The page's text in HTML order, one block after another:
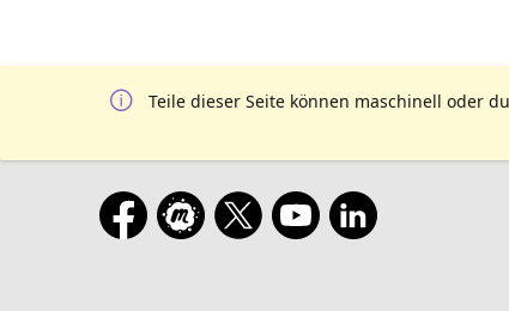
Teile dieser Seite können maschinell oder